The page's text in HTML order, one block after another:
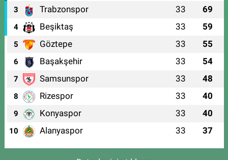
3 Trabzonspor 33 69
4 Beşiktaş 33 59
5 Göztepe 33 55
6 Başakşehir 33 54
7 Samsunspor 33 48
8 Rizespor 33 40
9 Konyaspor 33 40
10 Alanyaspor 33 37